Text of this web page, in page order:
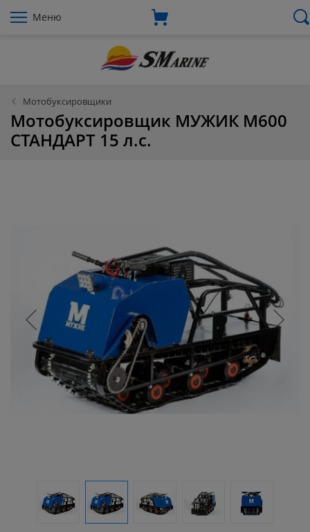
Меню
Мотобуксировщики
Мотобуксировщик МУЖИК М600
СТАНДАРТ 15 л.с.